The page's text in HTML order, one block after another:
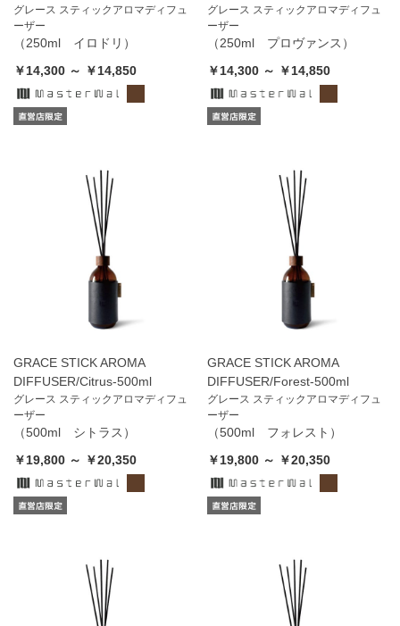
グレース スティックアロマディフュ
ーザー
（250ml イロドリ）
￥14,300 ～ ￥14,850
グレース スティックアロマディフュ
ーザー
（250ml プロヴァンス）
￥14,300 ～ ￥14,850
GRACE STICK AROMA
DIFFUSER/Citrus-500ml
グレース スティックアロマディフュ
ーザー
（500ml シトラス）
￥19,800 ～ ￥20,350
GRACE STICK AROMA
DIFFUSER/Forest-500ml
グレース スティックアロマディフュ
ーザー
（500ml フォレスト）
￥19,800 ～ ￥20,350